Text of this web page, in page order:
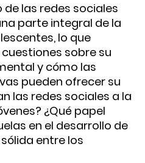
de las redes sociales
parte integral de la
lo que
sobre su
y cómo las
pueden ofrecer su
las redes sociales a la
¿Qué papel
en el desarrollo de
entre los